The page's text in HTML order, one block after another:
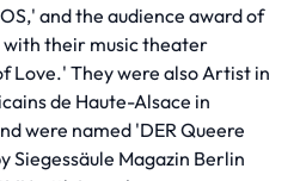
and the audience award of
their music theater
Love.' They were also Artist in
de Haute-Alsace in
were named 'DER Queere
Siegessäule Magazin Berlin